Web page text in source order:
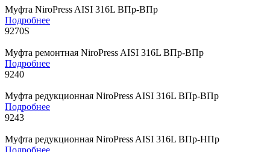
Муфта NiroPress AISI 316L ВПр-ВПр
Подробнее
9270S
Муфта ремонтная NiroPress AISI 316L ВПр-ВПр
Подробнее
9240
Муфта редукционная NiroPress AISI 316L ВПр-ВПр
Подробнее
9243
Муфта редукционная NiroPress AISI 316L ВПр-НПр
Подробнее